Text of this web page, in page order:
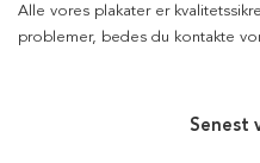
Alle vores plakater er
problemer, bedes du kontakte
Senest